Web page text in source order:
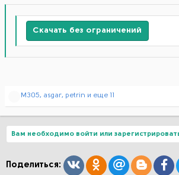
Скачать без ограничений
Р
ц
и
:
M305, asgar, petrin и еще 11
Вам необходимо войти или
Поделиться: ВконтактеОдноклассники
Mail.ruBlogger